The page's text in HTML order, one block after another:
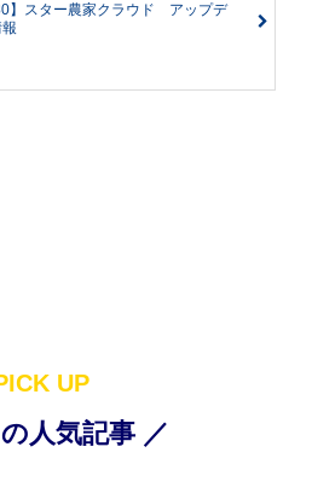
】スター農家クラウド アップデ
UP
人気記事 ／